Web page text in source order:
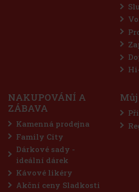
THAYA Veltlínské zelené 2023
(> 5 ks)
THAYA Veltlínské zelené 2023 v kategorii
certifikace) je suché bílé víno ze
na čistém odrůdovém projevu a pevné
zelenkavou barvu se zlatavými odlesky.
207 Kč bez DPH
NAKUPOVÁNÍ A
ZÁBAVA
Kamenná prodejna
Family City
Dárkové sady -
ideální dárek
Kávové likéry
Akční ceny Sladkosti